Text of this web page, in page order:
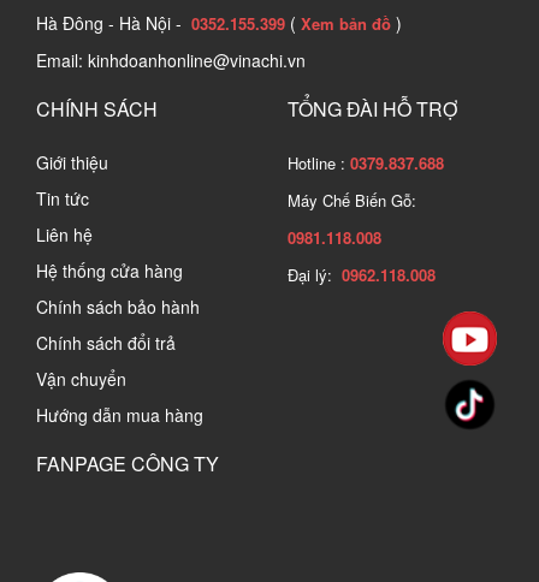
Hà Đông - Hà Nội - 0352.155.399 ( Xem bản đồ )
Email: kinhdoanhonline@vinachi.vn
CHÍNH SÁCH
Giới thiệu
Tin tức
Liên hệ
Hệ thống cửa hàng
Chính sách bảo hành
Chính sách đổi trả
Vận chuyển
Hướng dẫn mua hàng
TỔNG ĐÀI HỖ TRỢ
Hotline : 0379.837.688
Máy Chế Biến Gỗ:
0981.118.008
Đại lý: 0962.118.008
FANPAGE CÔNG TY